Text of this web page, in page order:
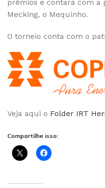
prêmios e contará com a
Mecking, o Mequinho.
O torneio conta com o
Veja aqui o Folder IRT
Compartilhe isso: